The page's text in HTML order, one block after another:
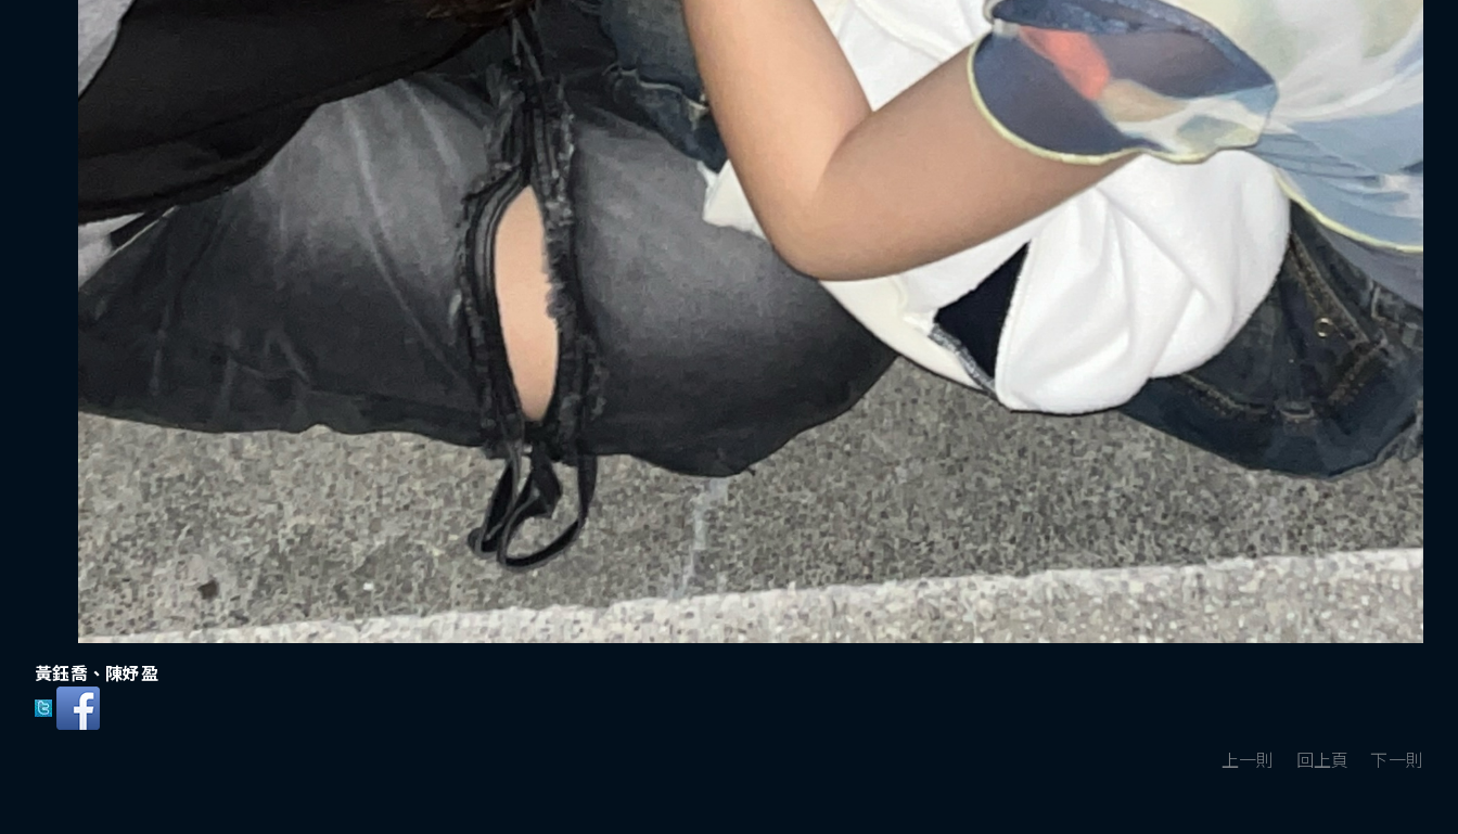
黃鈺喬、陳妤盈
上一則 回上頁 下一則